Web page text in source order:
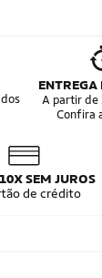
ENTREGA
A partir de
Confira
SEM JUROS
de crédito